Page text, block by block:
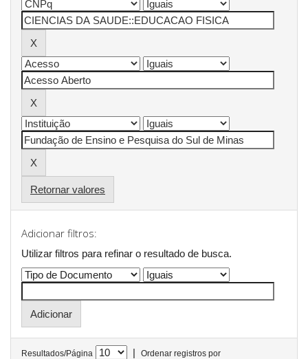
Retornar valores
Adicionar filtros:
Utilizar filtros para refinar o resultado de busca.
Resultados/Página |
Ordenar registros por